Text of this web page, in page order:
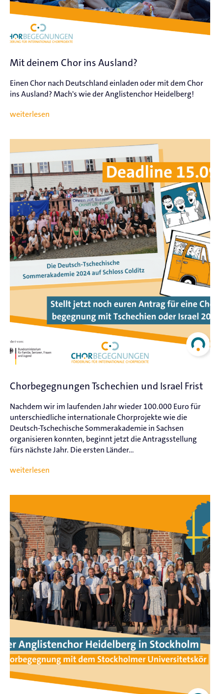
Mit deinem Chor ins Ausland?
Einen Chor nach Deutschland einladen oder mit dem Chor
ins Ausland? Mach's wie der Anglistenchor Heidelberg!
weiterlesen
Chorbegegnungen Tschechien und Israel Frist
Nachdem wir im laufenden Jahr wieder 100.000 Euro für
unterschiedliche internationale Chorprojekte wie die
Deutsch-Tschechische Sommerakademie in Sachsen
organisieren konnten, beginnt jetzt die Antragsstellung
fürs nächste Jahr. Die ersten Länder...
weiterlesen